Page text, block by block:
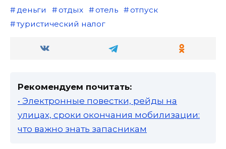
деньги отдых отель
отпуск
туристический налог
Рекомендуем почитать:
• Электронные повестки, рейды на
улицах, сроки окончания мобилизации:
что важно знать запасникам